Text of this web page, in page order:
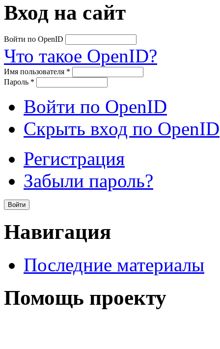
Вход на сайт
Войти по OpenID
Что такое OpenID?
Имя пользователя *
Пароль *
Войти по OpenID
Скрыть вход по OpenID
Регистрация
Забыли пароль?
Навигация
Последние материалы
Помощь проекту